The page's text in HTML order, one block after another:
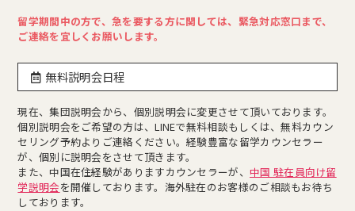
留学期間中の方で、急を要する方に関しては、緊急対応窓口まで、
ご連絡を宜しくお願いします。
無料説明会日程
現在、集団説明会から、個別説明会に変更させて頂いております。
個別説明会をご希望の方は、LINEで無料相談もしくは、無料カウン
セリング予約よりご連絡ください。経験豊富な留学カウンセラー
が、個別に説明会をさせて頂きます。
また、中国在住経験がありますカウンセラーが、 中国 駐在員向け留
学説明会を開催しております。海外駐在のお客様のご相談もお待ち
しております。